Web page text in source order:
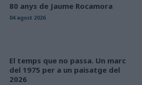
80 anys de Jaume Rocamora
04 agost 2026
El temps que no passa. Un marc
del 1975 per a un paisatge del
2026